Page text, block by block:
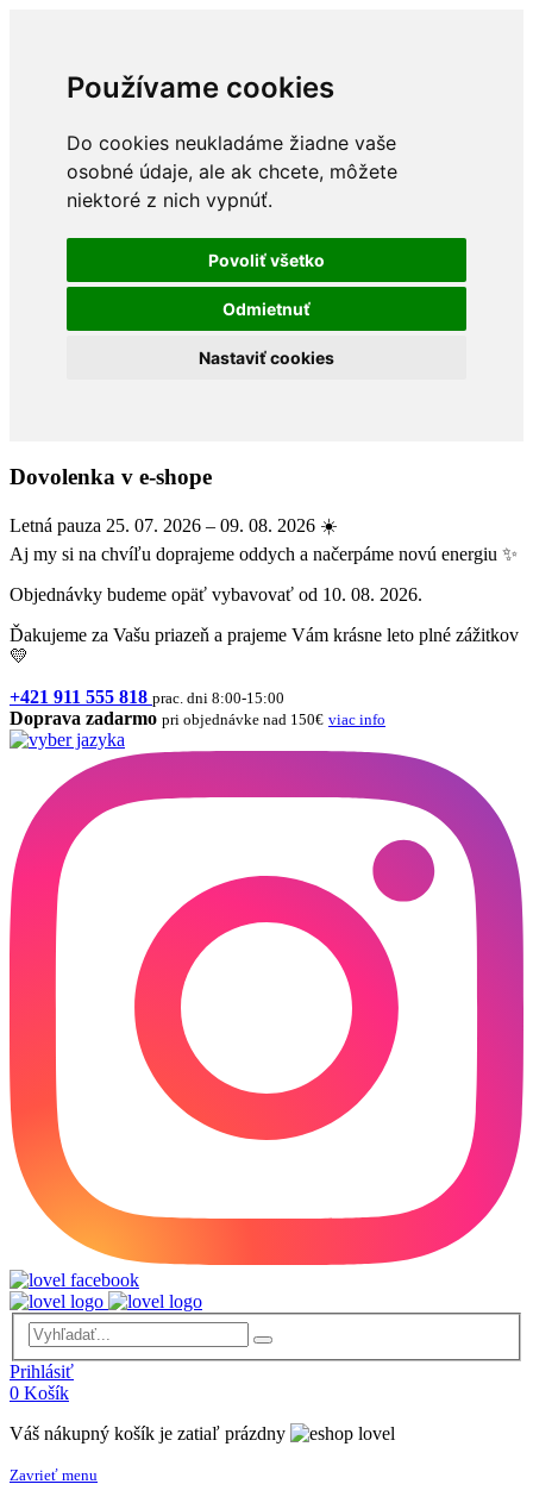
Používame cookies
Do cookies neukladáme žiadne vaše
osobné údaje, ale ak chcete, môžete
niektoré z nich vypnúť.
Povoliť všetko
Odmietnuť
Nastaviť cookies
Dovolenka v e-shope
Letná pauza 25. 07. 2026 – 09. 08. 2026 ☀️
Aj my si na chvíľu doprajeme oddych a načerpáme novú energiu ✨
Objednávky budeme opäť vybavovať od 10. 08. 2026.
Ďakujeme za Vašu priazeň a prajeme Vám krásne leto plné zážitkov
💛
+421 911 555 818 prac. dni 8:00-15:00
Doprava zadarmo pri objednávke nad 150€ viac info
Prihlásiť
0 Košík
Váš nákupný košík je zatiaľ prázdny
Zavrieť menu